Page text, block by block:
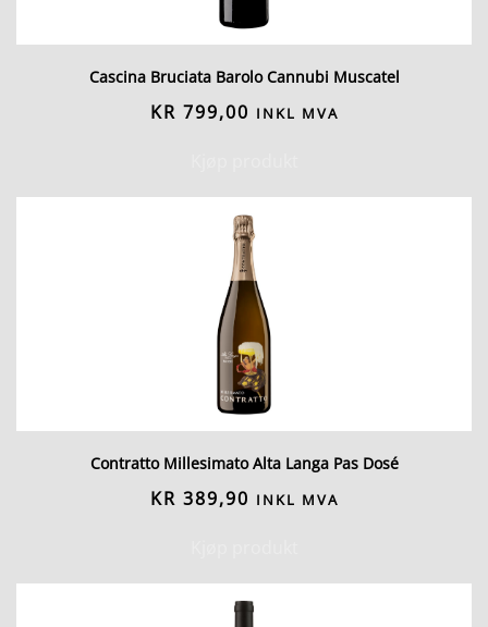
Cascina Bruciata Barolo Cannubi Muscatel
KR 799,00 INKL MVA
Contratto Millesimato Alta Langa Pas Dosé
KR 389,90 INKL MVA